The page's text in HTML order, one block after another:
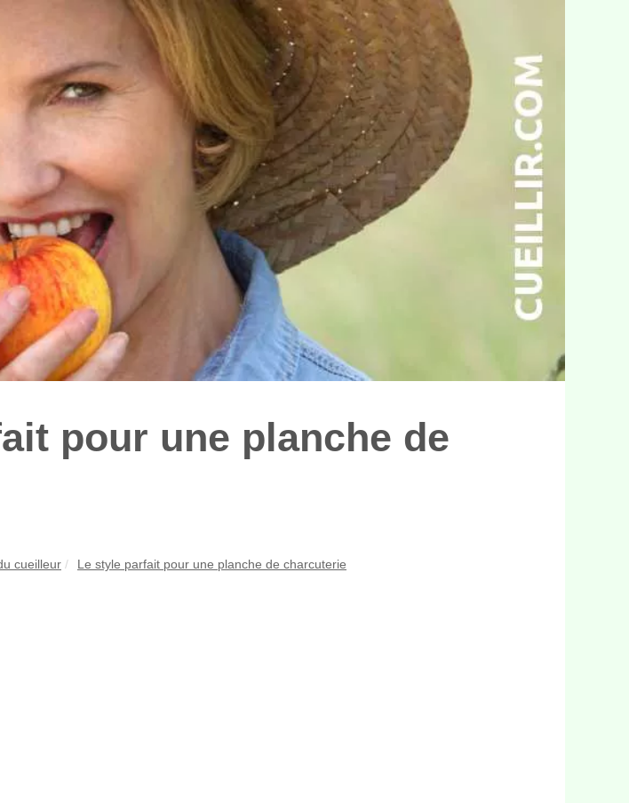
pour une planche de
cueilleur Le style parfait pour une planche de charcuterie